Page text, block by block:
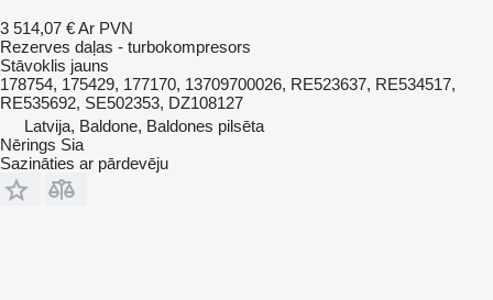
3 514,07 €Ar PVN
Rezerves daļas - turbokompresors
Stāvoklis jauns
178754, 175429, 177170, 13709700026, RE523637, RE534517,
RE535692, SE502353, DZ108127
Latvija, Baldone, Baldones pilsēta
Nērings Sia
Sazināties ar pārdevēju